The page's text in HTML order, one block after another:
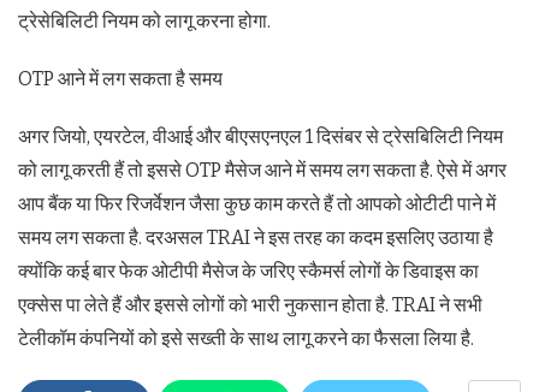
ट्रेसेबिलिटी नियम को लागू करना होगा.
OTP आने में लग सकता है समय
अगर जियो, एयरटेल, वीआई और बीएसएनएल 1 दिसंबर से ट्रेसबिलिटी नियम
को लागू करती हैं तो इससे OTP मैसेज आने में समय लग सकता है. ऐसे में अगर
आप बैंक या फिर रिजर्वेशन जैसा कुछ काम करते हैं तो आपको ओटीटी पाने में
समय लग सकता है. दरअसल TRAI ने इस तरह का कदम इसलिए उठाया है
क्योंकि कई बार फेक ओटीपी मैसेज के जरिए स्कैमर्स लोगों के डिवाइस का
एक्सेस पा लेते हैं और इससे लोगों को भारी नुकसान होता है. TRAI ने सभी
टेलीकॉम कंपनियों को इसे सख्ती के साथ लागू करने का फैसला लिया है.